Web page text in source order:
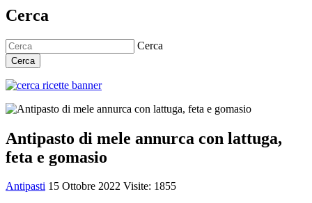
Cerca
Cerca
Cerca
Antipasto di mele annurca con lattuga,
feta e gomasio
Antipasti 15 Ottobre 2022 Visite: 1855